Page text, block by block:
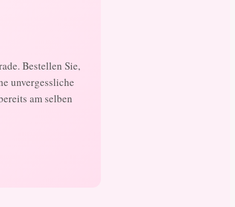
Bestellen Sie,
unvergessliche
am selben